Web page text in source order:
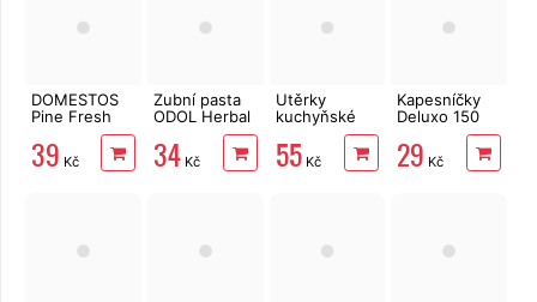
DOMESTOS
Pine Fresh
39 Kč
Zubní pasta
ODOL Herbal
34Kč
Utěrky
kuchyňské
TENTO Extra
Strong
3vrstvé, 2
55Kč
Kapesníčky
Deluxo 150
ks 3vrstvé v
krabičce,
šedé květy
29 Kč